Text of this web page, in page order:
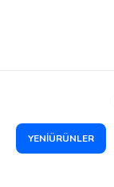
YENİÜRÜNLER